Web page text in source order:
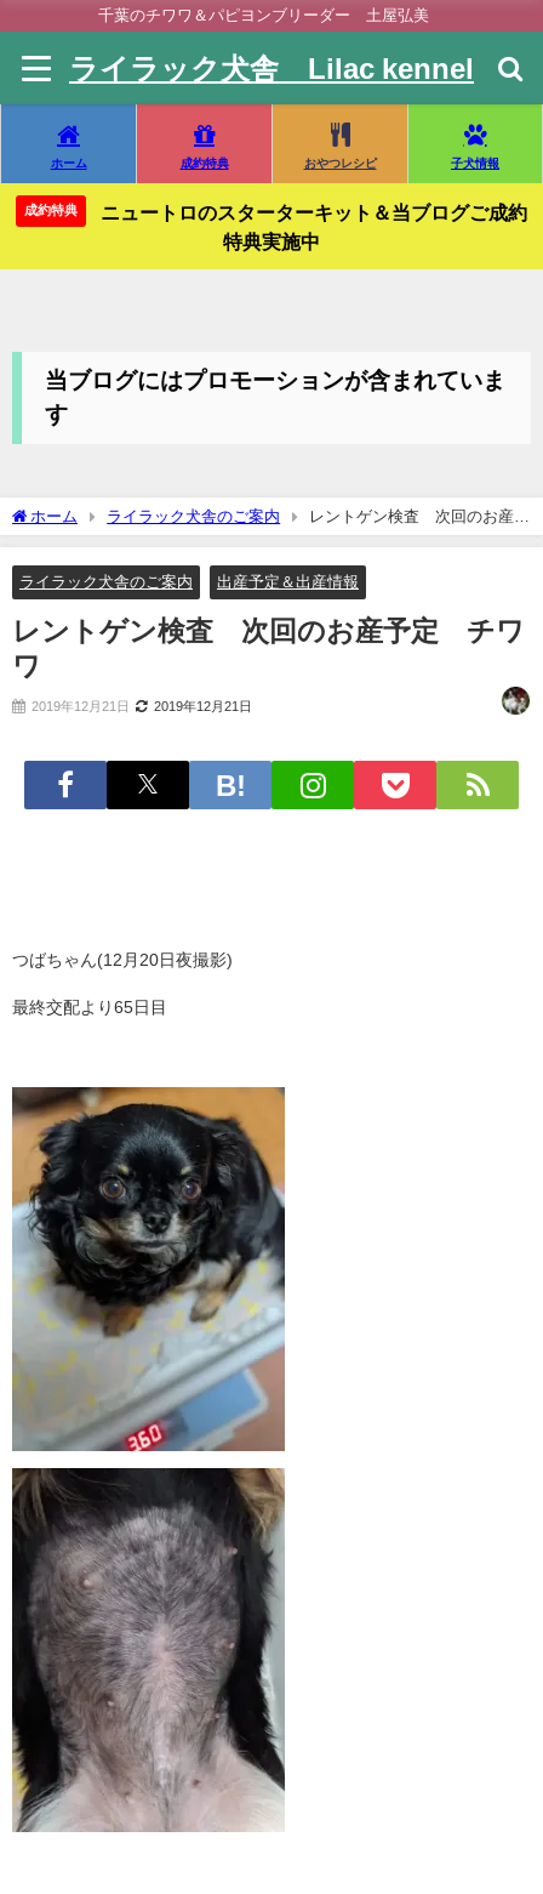
千葉のチワワ＆パピヨンブリーダー 土屋弘美
ライラック犬舎 Lilac kennel
ホーム 成約特典 おやつレシピ 子犬情報
成約特典
ニュートロのスターターキット＆当ブログご成約
特典実施中
当ブログにはプロモーションが含まれていま
す
ホーム ライラック犬舎のご案内
レントゲン検査 次回のお産予
定 チワワ
ライラック犬舎のご案内 出産予定＆出産情報
レントゲン検査 次回のお産予定 チワ
ワ
2019年12月21日 2019年12月21日
つばちゃん(12月20日夜撮影)
最終交配より65日目